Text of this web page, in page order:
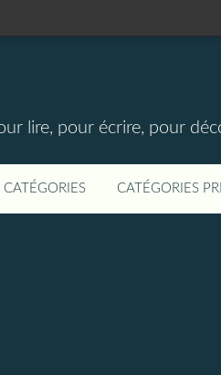
lire, pour écrire, pour
CATÉGORIES CATÉGORIES